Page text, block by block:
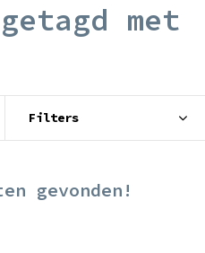
met
Filters
gevonden!